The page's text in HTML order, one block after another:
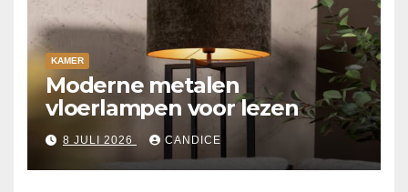
KAMER
Moderne metalen
vloerlampen voor lezen
8 JULI 2026 CANDICE